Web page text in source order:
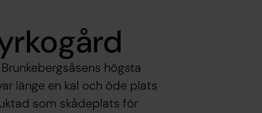
högsta
länge en kal och öde plats
som skådeplats för